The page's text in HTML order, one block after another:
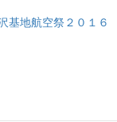
基地航空祭２０１